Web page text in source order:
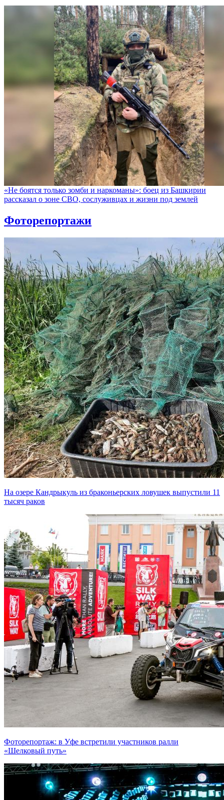
«Не боятся только зомби и наркоманы»: боец из Башкирии
рассказал о зоне СВО, сослуживцах и жизни под землей
Фоторепортажи
На озере Кандрыкуль из браконьерских ловушек выпустили 11
тысяч раков
Фоторепортаж: в Уфе встретили участников ралли
«Шелковый путь»